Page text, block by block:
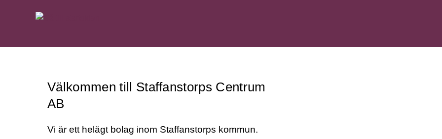
till innehåll
Välkommen till Staffanstorps Centrum
AB
Vi är ett helägt bolag inom Staffanstorps kommun.